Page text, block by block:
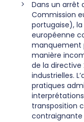
Dans un arrêt
Commission
portugaise), la
européenne
manquement
manière
de la directive
industrielles.
pratiques
transposition
contraignante